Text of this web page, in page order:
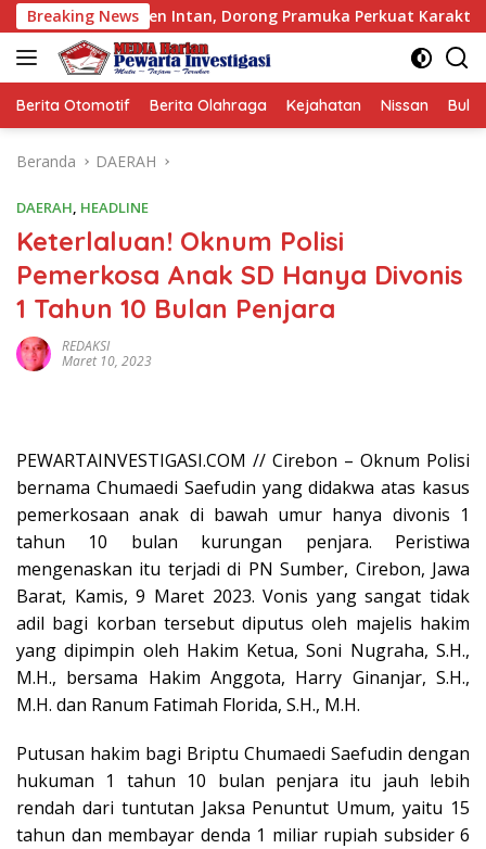
Langsung
ke
konten
Breaking News
Intan, Dorong Pramuka Perkuat Karakter Generasi Muda
Berita Otomotif Berita Olahraga Kejahatan Nissan
Beranda DAERAH
DAERAH, HEADLINE
Keterlaluan! Oknum Polisi
Pemerkosa Anak SD Hanya Divonis
1 Tahun 10 Bulan Penjara
REDAKSI
Maret 10, 2023
PEWARTAINVESTIGASI.COM // Cirebon – Oknum Polisi
bernama Chumaedi Saefudin yang didakwa atas kasus
pemerkosaan anak di bawah umur hanya divonis 1
tahun 10 bulan kurungan penjara. Peristiwa
mengenaskan itu terjadi di PN Sumber, Cirebon, Jawa
Barat, Kamis, 9 Maret 2023. Vonis yang sangat tidak
adil bagi korban tersebut diputus oleh majelis hakim
yang dipimpin oleh Hakim Ketua, Soni Nugraha, S.H.,
M.H., bersama Hakim Anggota, Harry Ginanjar, S.H.,
M.H. dan Ranum Fatimah Florida, S.H., M.H.
Putusan hakim bagi Briptu Chumaedi Saefudin dengan
hukuman 1 tahun 10 bulan penjara itu jauh lebih
rendah dari tuntutan Jaksa Penuntut Umum, yaitu 15
tahun dan membayar denda 1 miliar rupiah subsider 6